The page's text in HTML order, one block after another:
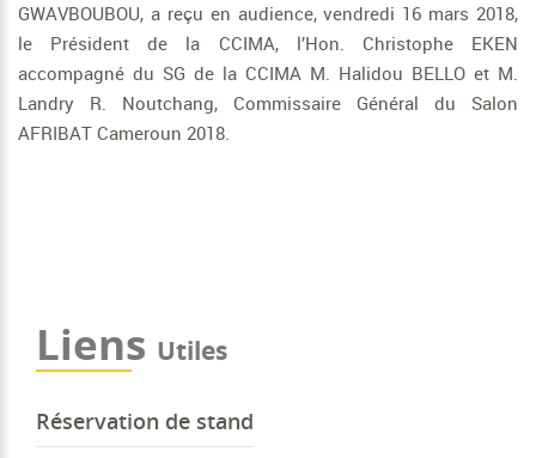
GWAVBOUBOU, a reçu en audience, vendredi 16 mars 2018,
le Président de la CCIMA, l’Hon. Christophe EKEN
accompagné du SG de la CCIMA M. Halidou BELLO et M.
Landry R. Noutchang, Commissaire Général du Salon
AFRIBAT Cameroun 2018.
Liens Utiles
Réservation de stand